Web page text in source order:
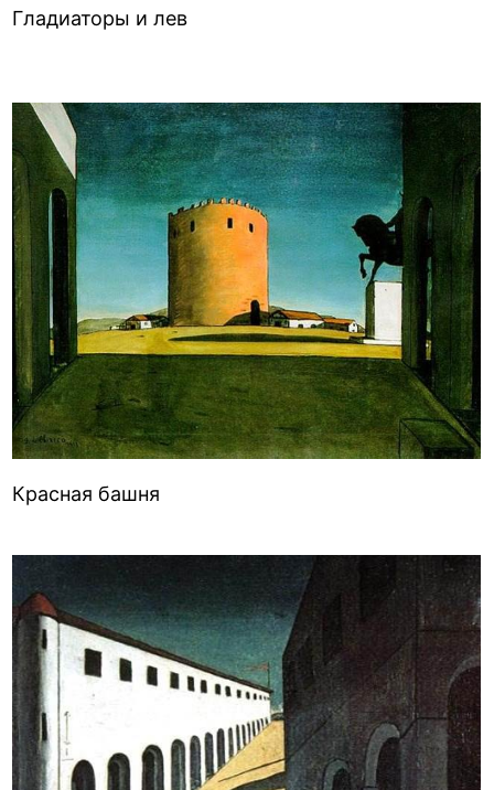
Гладиаторы и лев
Красная башня